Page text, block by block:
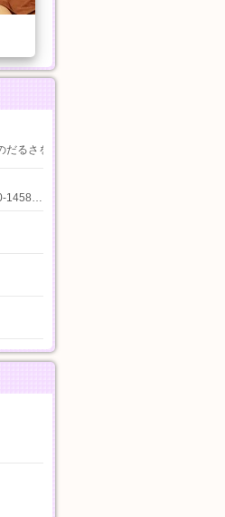
るさを感じていませんか？ プロの施
た。